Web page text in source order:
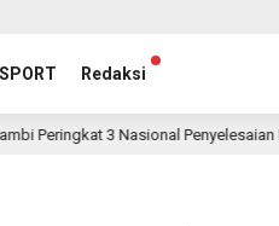
SPORT Redaksi
3 Nasional Penyelesaian